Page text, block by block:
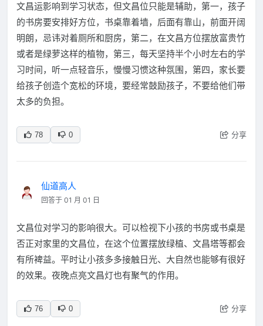
文昌运影响到学习状态，但文昌位只能是辅助，第一，孩子
的书房要安排好方位，书桌靠着墙，后面有靠山，前面开阔
明朗，忌讳对着厕所和厨房，第二，在文昌方位摆放富贵竹
或者是绿萝这样的植物，第三，每天坚持半个小时左右的学
习时间，听一点轻音乐，慢慢习惯这种氛围，第四，家长要
给孩子创造个宽松的环境，要经常鼓励孩子，不要给他们带
太多的负担。
78 0 分享
仙道高人
回答于 01 月 01 日
文昌位对学习的影响很大。可以检视下小孩的书房或书桌是
否正对家里的文昌位，在这个位置摆放绿植、文昌塔等都会
有所裨益。平时让小孩多多接触日光、大自然也能够有很好
的效果。夜晚点亮文昌灯也有聚气的作用。
76 0 分享